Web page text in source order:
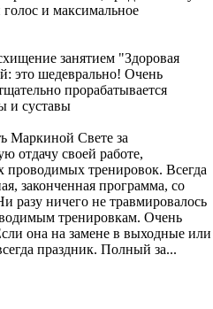
и максимальное
занятием "Здоровая
это шедеврально! Очень
прорабатывается
и суставы
Маркиной Свете за
отдачу своей работе,
проводимых тренировок. Всегда
законченная программа, со
разу ничего не травмировалось
тренировкам. Очень
она на замене в выходные или
праздник. Полный за...